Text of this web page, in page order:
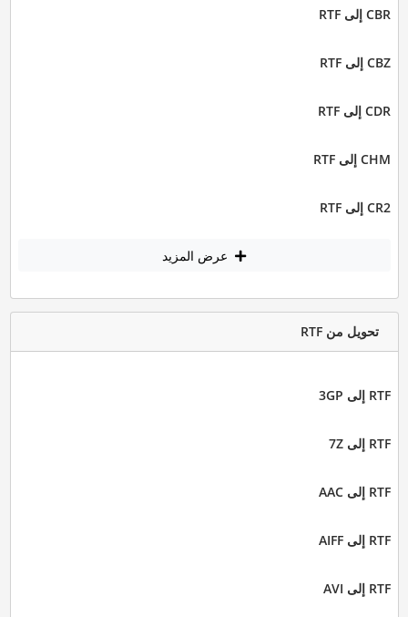
CBR إلى RTF
CBZ إلى RTF
CDR إلى RTF
CHM إلى RTF
CR2 إلى RTF
عرض المزيد
تحويل من RTF
RTF إلى 3GP
RTF إلى 7Z
RTF إلى AAC
RTF إلى AIFF
RTF إلى AVI